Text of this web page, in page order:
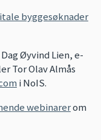
byggesøknader
Øyvind Lien, e-
Tor Olav Almås
i NoIS.
webinarerom